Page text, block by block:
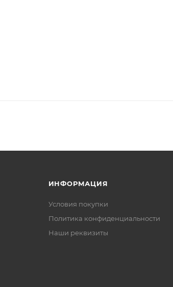
ИНФОРМАЦИЯ
Условия покупки
Политика конфиденциальности
Наши реквизиты